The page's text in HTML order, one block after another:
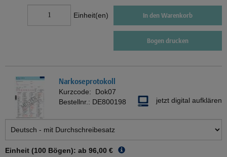
Einheit(en) In den Warenkorb
Bogen drucken
Narkoseprotokoll
Kurzcode: Dok07
Bestellnr.: DE800198 jetzt digital aufklären
Einheit (100 Bögen): ab 96,00 €